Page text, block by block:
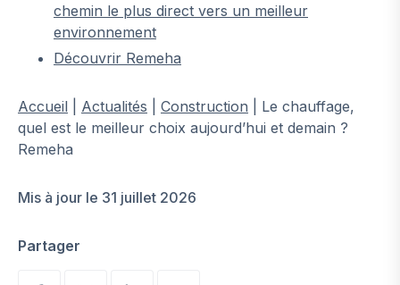
chemin le plus direct vers un meilleur
environnement
Découvrir Remeha
Accueil Actualités Construction
Le chauffage,
quel est le meilleur choix aujourd’hui et demain ?
Remeha
Mis à jour le 31 juillet 2026
Partager